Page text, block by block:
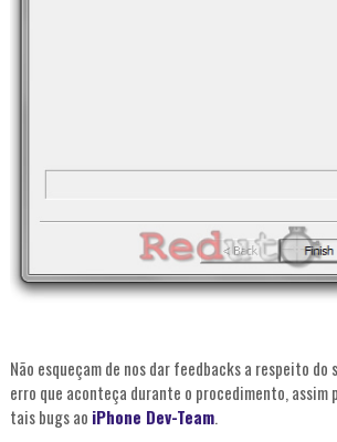
Não esqueçam de nos dar feedbacks a respeito do
erro que aconteça durante o procedimento, assim
tais bugs ao iPhone Dev-Team.